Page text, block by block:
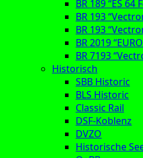
BR 189 “ES 64
BR 193
BR 193
BR 2019
BR 7193
Historisch
SBB Historic
BLS Historic
Classic Rail
DSF-Koblenz
DVZO
Historische